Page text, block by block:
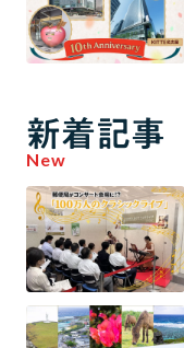
新着記事
New